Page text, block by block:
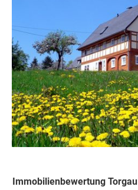
Immobilienbewertung Torgau